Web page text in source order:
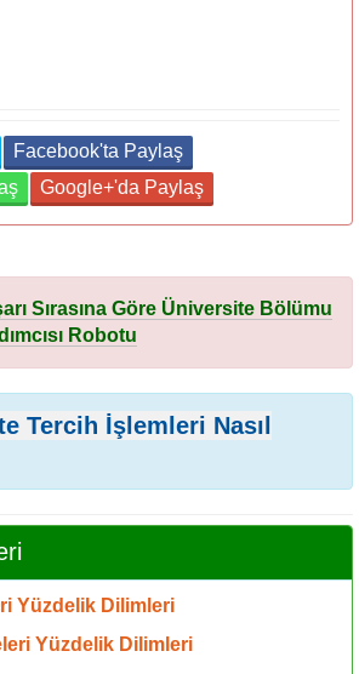
Facebook'ta Paylaş
Google+'da Paylaş
Sırasına Göre Üniversite Bölümu
Robotu
Tercih İşlemleri Nasıl
Yüzdelik Dilimleri
Yüzdelik Dilimleri